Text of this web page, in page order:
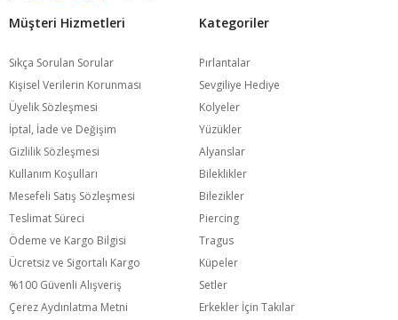
Müşteri Hizmetleri
Sıkça Sorulan Sorular
Kişisel Verilerin Korunması
Üyelik Sözleşmesi
İptal, İade ve Değişim
Gizlilik Sözleşmesi
Kullanım Koşulları
Mesefeli Satış Sözleşmesi
Teslimat Süreci
Ödeme ve Kargo Bilgisi
Ücretsiz ve Sigortalı Kargo
%100 Güvenli Alışveriş
Çerez Aydınlatma Metni
Kategoriler
Pırlantalar
Sevgiliye Hediye
Kolyeler
Yüzükler
Alyanslar
Bileklikler
Bilezikler
Piercing
Tragus
Küpeler
Setler
Erkekler İçin Takılar